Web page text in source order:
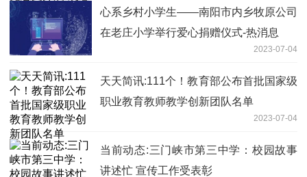
心系乡村小学生——南阳市内乡牧原公司
在老庄小学举行爱心捐赠仪式-热消息
2023-07-04
天天简讯:111个！教育部公布首批国家级
职业教育教师教学创新团队名单
2023-07-04
当前动态:三门峡市第三中学：校园故事
讲述忙 宣传工作受表彰